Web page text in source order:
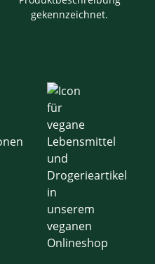
gekennzeichnet.